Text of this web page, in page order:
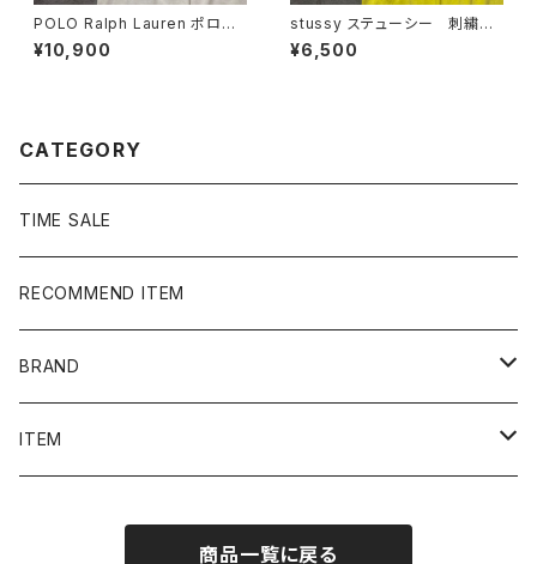
POLO Ralph Lauren ポロラ
ルフローレン ポロベア 刺繍
ワンポイント ホワイト 白 T
¥10,900
stussy ステューシー 刺繍ワ
ンポイント ストックロゴ イエ
ロー Tシャツ
¥6,500
CATEGORY
TIME SALE
RECOMMEND ITEM
BRAND
NIKE
ITEM
商品一覧に戻る